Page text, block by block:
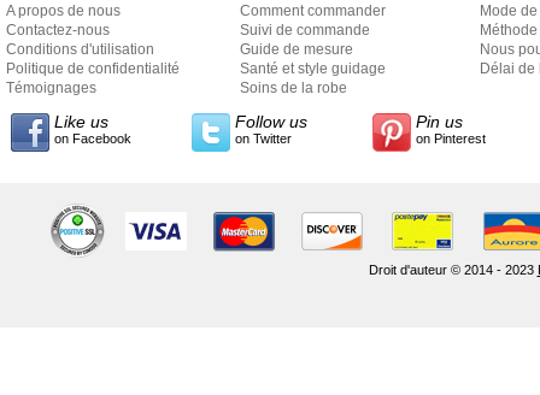
A propos de nous
Contactez-nous
Conditions d'utilisation
Politique de confidentialité
Témoignages
Comment commander
Suivi de commande
Guide de mesure
Santé et style guidage
Soins de la robe
Mode
Nous
Délai de
Like us
on Facebook
Follow us
on Twitter
Pin us
on Pinterest
Droit d'auteur © 2014 - 2023